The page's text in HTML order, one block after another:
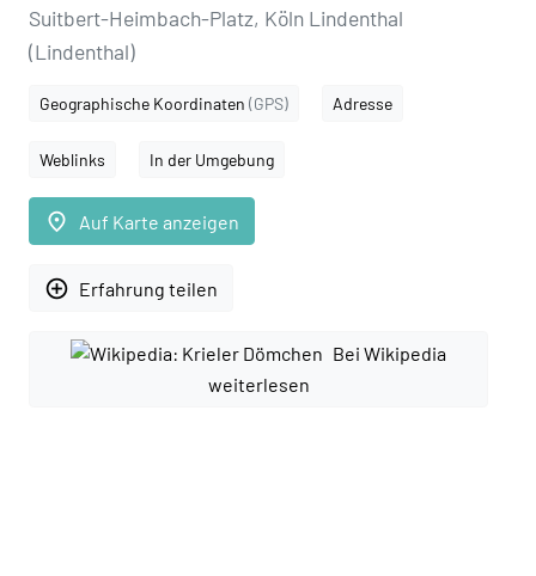
Suitbert-Heimbach-Platz, Köln Lindenthal
(Lindenthal)
Geographische Koordinaten (GPS) Adresse
Weblinks In der Umgebung
place Auf Karte anzeigen
add_circle_outline Erfahrung teilen
Bei Wikipedia
weiterlesen